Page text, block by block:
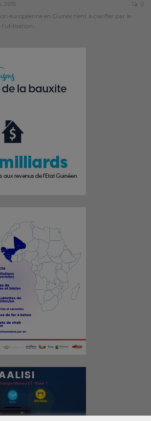
2015 0
européenne en Guinée tient à clarifier par le
l'utilisation…